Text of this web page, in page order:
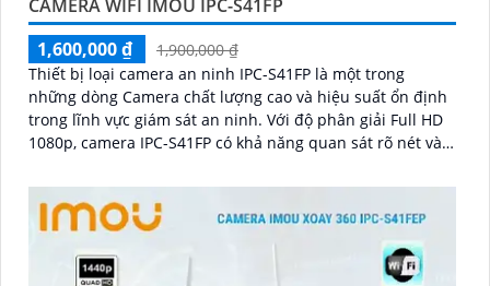
CAMERA WIFI IMOU IPC-S41FP
1,600,000 ₫
1,900,000 ₫
Thiết bị loại camera an ninh IPC-S41FP là một trong
những dòng Camera chất lượng cao và hiệu suất ổn định
trong lĩnh vực giám sát an ninh. Với độ phân giải Full HD
1080p, camera IPC-S41FP có khả năng quan sát rõ nét và